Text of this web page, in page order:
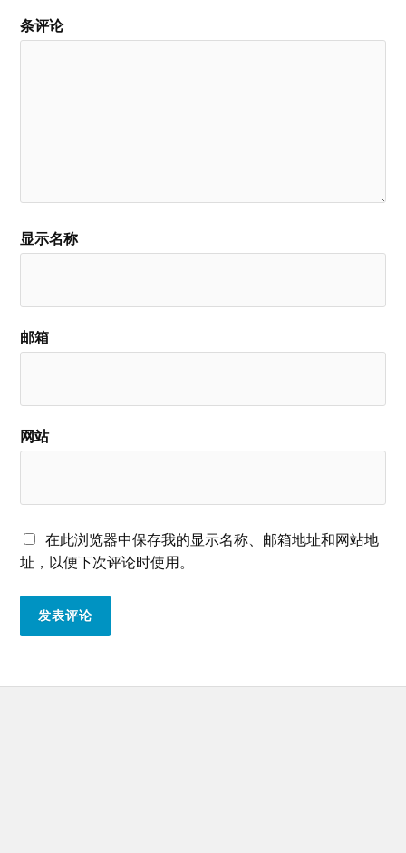
条评论
显示名称
邮箱
网站
在此浏览器中保存我的显示名称、邮箱地址和网站地
址，以便下次评论时使用。